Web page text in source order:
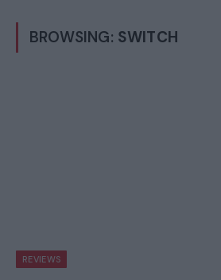
BROWSING: SWITCH
REVIEWS